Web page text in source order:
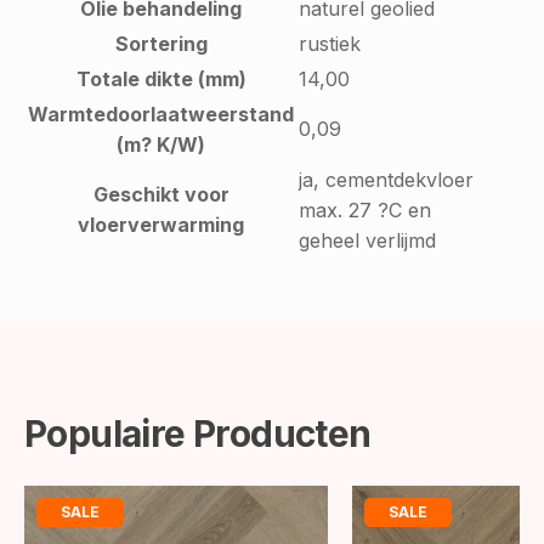
Olie behandeling
naturel geolied
Sortering
rustiek
Totale dikte (mm)
14,00
Warmtedoorlaatweerstand
(m? K/W)
0,09
Geschikt voor
vloerverwarming
ja, cementdekvloer
max. 27 ?C en
geheel verlijmd
Populaire Producten
SALE SALE